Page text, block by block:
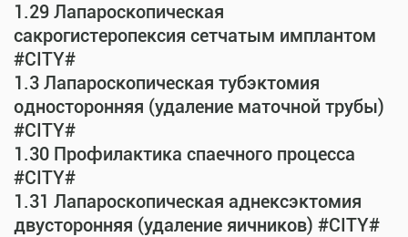
1.29 Лапароскопическая
сакрогистеропексия сетчатым имплантом
#CITY#
1.3 Лапароскопическая тубэктомия
односторонняя (удаление маточной трубы)
#CITY#
1.30 Профилактика спаечного процесса
#CITY#
1.31 Лапароскопическая аднексэктомия
двусторонняя (удаление яичников) #CITY#